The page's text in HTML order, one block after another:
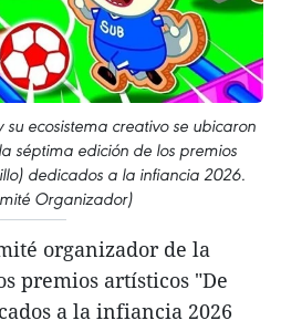
ecosistema creativo se ubicaron
séptima edición de los premios
dedicados a la infiancia 2026.
Organizador)
organizador de la
premios artísticos "De
a la infiancia 2026